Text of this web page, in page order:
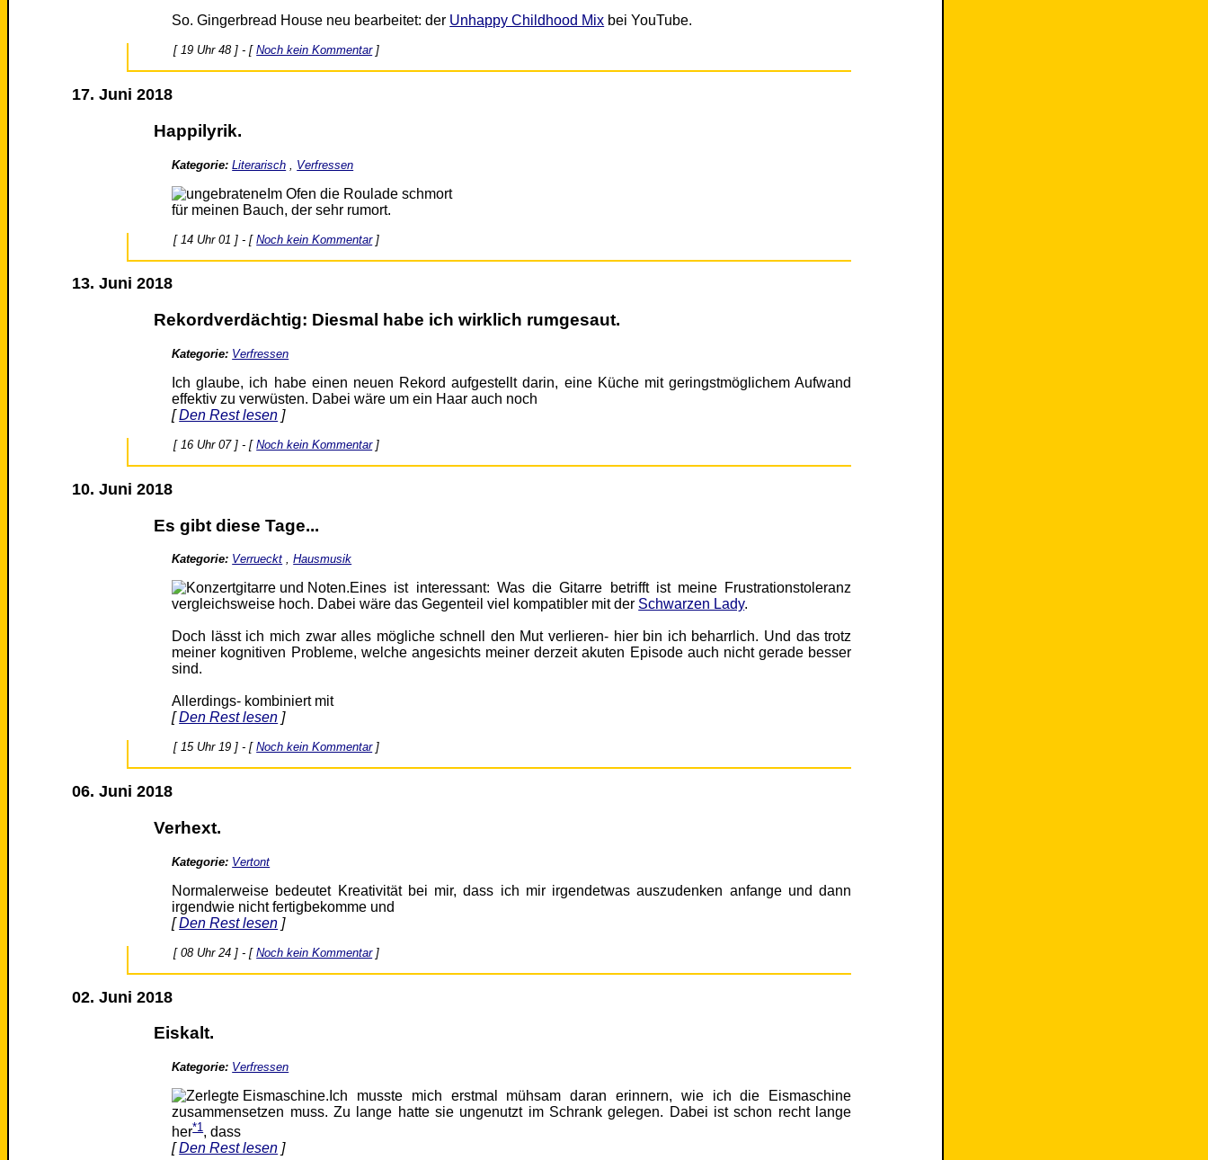
So. Gingerbread House neu bearbeitet: der Unhappy Childhood Mix bei YouTube.
[ 19 Uhr 48 ] - [Noch kein Kommentar]
17. Juni 2018
Happilyrik.
Kategorie: Literarisch Verfressen
Im Ofen die Roulade schmort
für meinen Bauch, der sehr rumort.
[ 14 Uhr 01 ] - [Noch kein Kommentar]
13. Juni 2018
Rekordverdächtig: Diesmal habe ich wirklich rumgesaut.
Kategorie: Verfressen
Ich glaube, ich habe einen neuen Rekord aufgestellt darin, eine Küche mit geringstmöglichem Aufwand
effektiv zu verwüsten. Dabei wäre um ein Haar auch noch
[Den Rest lesen ]
[ 16 Uhr 07 ] - [Noch kein Kommentar]
10. Juni 2018
Es gibt diese Tage...
Kategorie: Verrueckt ,Hausmusik
Eines ist interessant: Was die Gitarre betrifft ist meine Frustrationstoleranz
vergleichsweise hoch. Dabei wäre das Gegenteil viel kompatibler mit der Schwarzen Lady.
Doch lässt ich mich zwar alles mögliche schnell den Mut verlieren- hier bin ich beharrlich. Und das trotz
meiner kognitiven Probleme, welche angesichts meiner derzeit akuten Episode auch nicht gerade besser
sind.
Allerdings- kombiniert mit
[Den Rest lesen ]
[ 15 Uhr 19 ] - [Noch kein Kommentar]
06. Juni 2018
Verhext.
Kategorie: Vertont
Normalerweise bedeutet Kreativität bei mir, dass ich mir irgendetwas auszudenken anfange und dann
irgendwie nicht fertigbekomme und
[Den Rest lesen ]
[ 08 Uhr 24 ] - [Noch kein Kommentar]
02. Juni 2018
Eiskalt.
Kategorie: Verfressen
Ich musste mich erstmal mühsam daran erinnern, wie ich die Eismaschine
zusammensetzen muss. Zu lange hatte sie ungenutzt im Schrank gelegen. Dabei ist schon recht lange
her*1, dass
[Den Rest lesen ]